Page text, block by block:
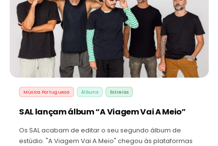
Música Portuguesa Álbuns Estreias
SAL lançam álbum “A Viagem Vai A Meio”
Os SAL acabam de editar o seu segundo álbum de
estúdio. "A Viagem Vai A Meio" chegou às plataformas